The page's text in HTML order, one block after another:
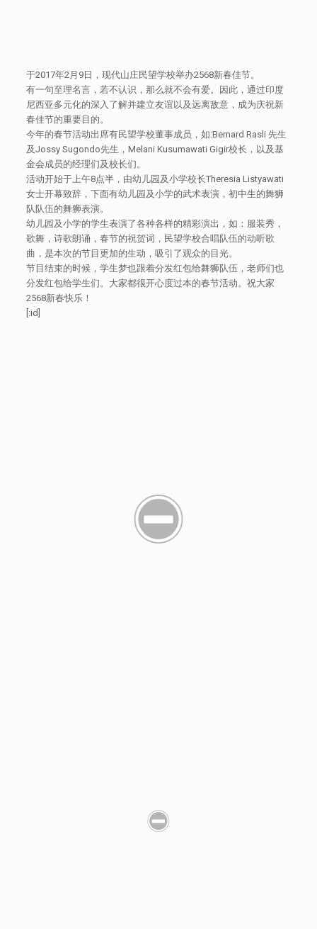
于2017年2月9日，现代山庄民望学校举办2568新春佳节。
有一句至理名言，若不认识，那么就不会有爱。因此，通过印度
尼西亚多元化的深入了解并建立友谊以及远离敌意，成为庆祝新
春佳节的重要目的。
今年的春节活动出席有民望学校董事成员，如:Bernard Rasli 先生
及Jossy Sugondo先生，Melani Kusumawati Gigir校长，以及基
金会成员的经理们及校长们。
活动开始于上午8点半，由幼儿园及小学校长Theresia Listyawati
女士开幕致辞，下面有幼儿园及小学的武术表演，初中生的舞狮
队队伍的舞狮表演。
幼儿园及小学的学生表演了各种各样的精彩演出，如：服装秀，
歌舞，诗歌朗诵，春节的祝贺词，民望学校合唱队伍的动听歌
曲，是本次的节目更加的生动，吸引了观众的目光。
节目结束的时候，学生梦也跟着分发红包给舞狮队伍，老师们也
分发红包给学生们。大家都很开心度过本的春节活动。祝大家
2568新春快乐！
[:id]